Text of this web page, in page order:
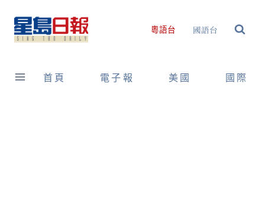
content
粵語台 國語台
首頁 電子報 美國 國際